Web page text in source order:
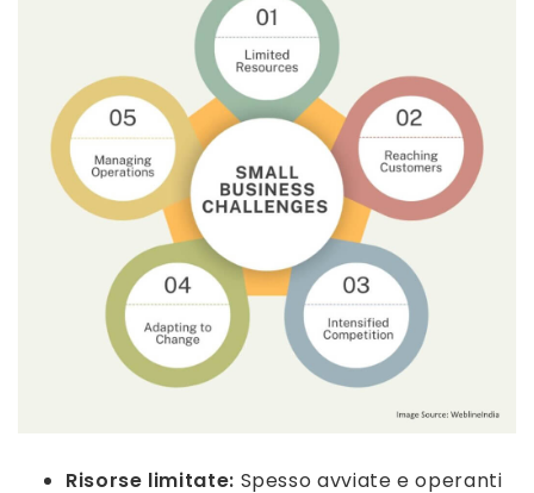
Risorse limitate: Spesso avviate e operanti